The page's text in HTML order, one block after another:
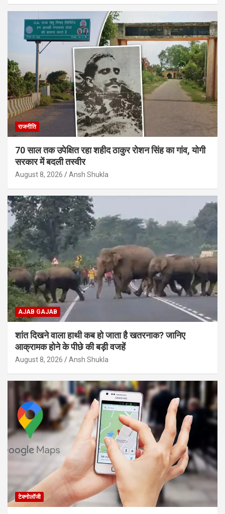
राजनीति
70 साल तक उपेक्षित रहा शहीद ठाकुर रोशन सिंह का गांव, योगी
सरकार में बदली तस्वीर
August 8, 2026 Ansh Shukla
AJAB GAJAB
शांत दिखने वाला हाथी कब हो जाता है खतरनाक? जानिए
आक्रामक होने के पीछे की बड़ी वजहें
August 8, 2026 Ansh Shukla
टेक्नोलॉजी